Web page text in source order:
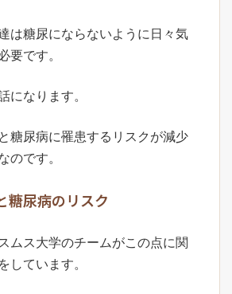
は糖尿にならないように日々気
要です。
になります。
糖尿病に罹患するリスクが減少
のです。
糖尿病のリスク
ムス大学のチームがこの点に関
しています。